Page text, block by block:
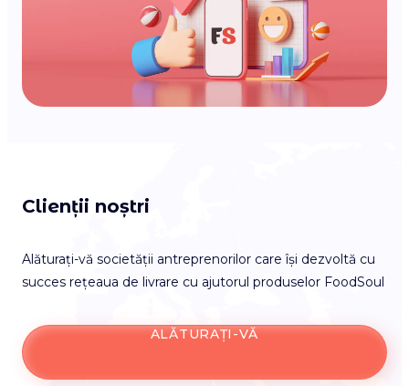
Clienții noștri
Alăturați-vă societății antreprenorilor care își dezvoltă cu
succes rețeaua de livrare cu ajutorul produselor FoodSoul
ALĂTURAȚI-VĂ